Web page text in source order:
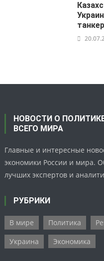
НОВОСТИ О
ВСЕГО МИРА
Главные и интересные
экономики России и мира.
лучших экспертов и
РУБРИКИ
В мире Политика
Украина
Экономика